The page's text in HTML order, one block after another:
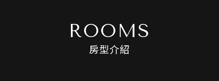
ROOMS
房型介紹